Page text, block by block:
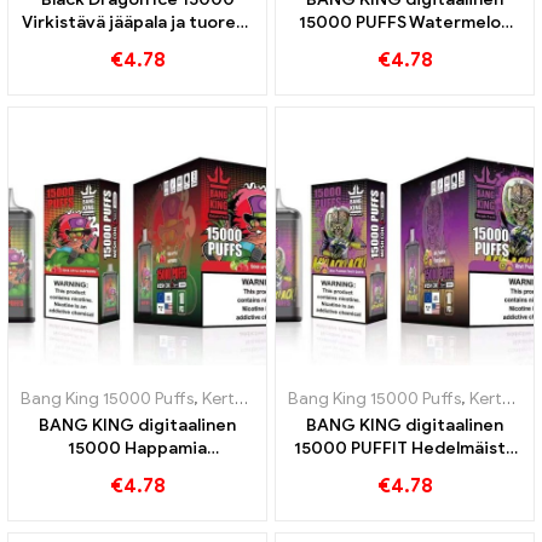
Virkistävä jääpala ja tuoreus
PUFFIT
€4.78
15000 PUFFS Watermelon
lumoaa makuhermosi
€4.78
Bang King 15000 Puffs, Kertakäyttöiset e-savukkeet Ruotsi ,
BANG KING digitaalinen
15000 Happamia
kertakäyttöisiä e-
€4.78
Bang King 15000 Puffs, Kertakäyttöiset e-savukkeet Ruotsi
BANG KING digitaalinen
15000 PUFFIT Hedelmäistä
passionhedelmästä ja
€4.78